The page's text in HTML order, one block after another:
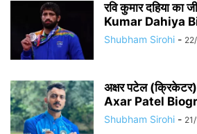
रवि कुमार दहिया का
Kumar Dahiya
Shubham Sirohi -
अक्षर पटेल
Axar Patel
Shubham Sirohi -